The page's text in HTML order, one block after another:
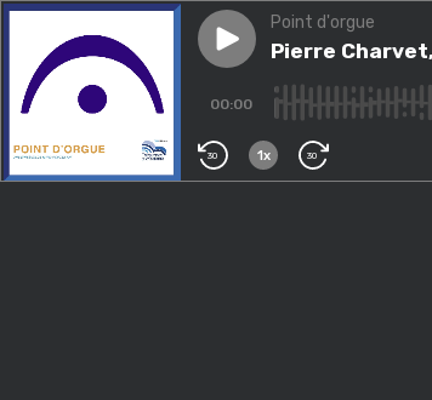
Play episodePierre
Point d'orgue
Pierre
00:00
30 1x 30